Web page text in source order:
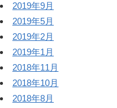
2019年9月
2019年5月
2019年2月
2019年1月
2018年11月
2018年10月
2018年8月